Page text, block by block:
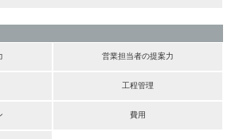
営業担当者の提案力
工程管理
費用